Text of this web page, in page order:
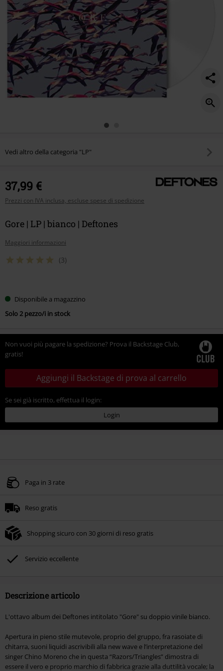
Vedi altro della categoria "LP"
37,99 €
Prezzi con IVA inclusa, escluse spese di spedizione
Gore | LP | bianco | Deftones
Maggiori informazioni
(3)
la
tua
Disponibile a magazzino
Solo 2 pezzo/i in stock
Non vuoi più pagare la spedizione? Prova il Backstage Club,
gratis!
Aggiungi il Backstage di prova al carrello
Se sei già iscritto, effettua il login:
Login
Paga in 3 rate
Reso gratis
Shopping sicuro con 30 giorni di reso gratis
Servizio eccellente
Descrizione articolo
L'ottavo album dei Deftones intitolato "Gore" su doppio vinile bianco.
Apertura in pieno stile mutevole, proprio del gruppo, fra rasoiate di
chitarra, suoni liquidi ascrivibili alla new wave e l’interpretazione del
singer Chino Moreno che in questa “Razors/Triangles” dimostra di
essere il vero e proprio marchio di fabbrica grazie alla duttilità vocale; la